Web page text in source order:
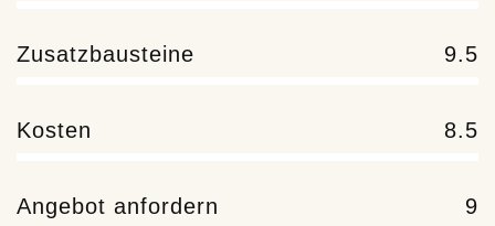
Zusatzbausteine 9.5
Kosten 8.5
Angebot anfordern 9